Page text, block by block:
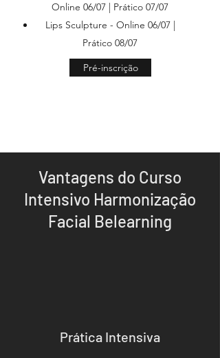
Online 06/07 | Prático 07/07
Lips Sculpture - Online 06/07 |
Prático 08/07
Pré-inscrição
Vantagens do Curso
Intensivo Harmonização
Facial Belearning
Prática Intensiva